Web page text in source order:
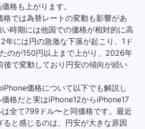
格も上がります。
格では為替レートの変動も影響があ
時期には他国での価格が相対的に高
年には円の急激な下落が起こり、1ド
のが150円以上まで上がり、2026年
後で変動しており円安の傾向が続い
価格について以下でも解説し
格だと実はiPhone12からiPhone17
は全て799ドル〜と同価格です。最近
と感じるのは、円安が大きな原因